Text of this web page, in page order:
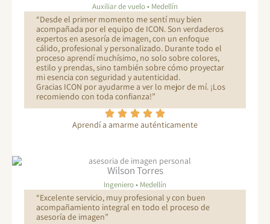
Auxiliar de vuelo • Medellín
“Desde el primer momento me sentí muy bien
acompañada por el equipo de ICON. Son verdaderos
expertos en asesoría de imagen, con un enfoque
cálido, profesional y personalizado. Durante todo el
proceso aprendí muchísimo, no solo sobre colores,
estilo y prendas, sino también sobre cómo proyectar
mi esencia con seguridad y autenticidad.
Gracias ICON por ayudarme a ver lo mejor de mí. ¡Los
recomiendo con toda confianza!”
Aprendí a amarme auténticamente
Wilson Torres
Ingeniero • Medellín
“Excelente servicio, muy profesional y con buen
acompañamiento integral en todo el proceso de
asesoría de imagen”